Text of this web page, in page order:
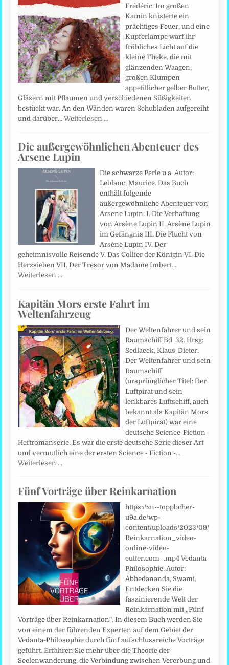
Frédéric. Im großen
Kamin knisterte ein
prächtiges Feuer, und eine
Kupferlampe warf ihr
fröhliches Licht auf die
kleine Theke, die mit
glänzenden Waagen,
großen Klumpen
appetitlicher gelber Butter,
Gläsern mit Pflaumen und verschiedenen Süßigkeiten
bestückt war. An den Wänden waren Schubladen aufgereiht
und darüber…Weiterlesen …
Die außergewöhnlichen Abenteuer des
Arsene Lupin
Die schwarze Perle u.a. Autor:
Leblanc, Maurice. Das Buch
enthält folgende
außergewöhnliche Abenteuer von
Arsene Lupin: I. Die Verhaftung
von Arsène Lupin II. Arsène Lupin
im Gefängnis III. Die Flucht von
Arsène Lupin IV. Der
geheimnisvolle Reisende V. Das Collier der Königin VI. Die
Herzsieben VII. Der Tresor von Madame Imbert…
Weiterlesen …
Kapitän Mors erste Fahrt im
Weltenfahrzeug
Der Weltenfahrer und sein
Raumschiff Bd. 32. Hrsg:
Sedlacek, Klaus-Dieter.
Der Weltenfahrer und sein
Raumschiff
(ursprünglicher Titel: Der
Luftpirat und sein
lenkbares Luftschiff, auch
bekannt als Kapitän Mors
der Luftpirat) war eine
deutsche Science-Fiction-
Heftromanserie. Es war die erste deutsche Serie dieser Art
und vermutlich eine der ersten Science - Fiction -…
Weiterlesen …
Fünf Vorträge über Reinkarnation
https://xn--toppbcher-
u9a.de/wp-
content/uploads/2023/09/
Reinkarnation_video-
online-video-
cutter.com_.mp4 Vedanta-
Philosophie. Autor:
Abhedananda, Swami.
Entdecken Sie die
faszinierende Welt der
Reinkarnation mit „Fünf
Vorträge über Reinkarnation“. In diesem Buch werden Sie
von einem der führenden Experten auf dem Gebiet der
Vedanta-Philosophie durch fünf aufschlussreiche Vorträge
geführt. Erfahren Sie mehr über die Theorie der
Seelenwanderung, die Verbindung zwischen Vererbung und